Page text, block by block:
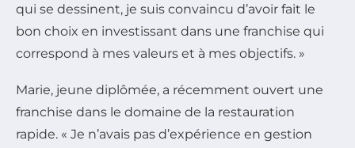
qui se dessinent, je suis convaincu d’avoir fait le
bon choix en investissant dans une franchise qui
correspond à mes valeurs et à mes objectifs. »
Marie, jeune diplômée, a récemment ouvert une
franchise dans le domaine de la restauration
rapide. « Je n’avais pas d’expérience en gestion